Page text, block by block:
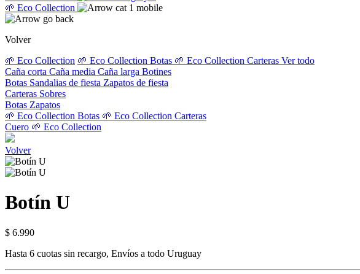
🌱 Eco Collection
Volver
🌱 Eco Collection 🌱 Eco Collection Botas 🌱 Eco Collection Carteras Ver todo
Caña corta Caña media Caña larga Botines
Botas Sandalias de fiesta Zapatos de fiesta
Carteras Sobres
Botas Zapatos
🌱 Eco Collection Botas 🌱 Eco Collection Carteras
Cuero 🌱 Eco Collection
Volver
Botín U
$ 6.990
Hasta 6 cuotas sin recargo, Envíos a todo Uruguay